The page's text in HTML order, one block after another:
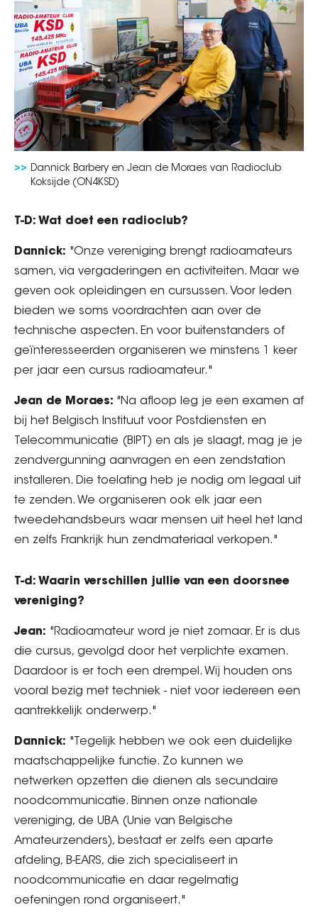
Dannick Barbery en Jean de Moraes van Radioclub
Koksijde (ON4KSD)
T-D: Wat doet een radioclub?
Dannick: "Onze vereniging brengt radioamateurs
samen, via vergaderingen en activiteiten. Maar we
geven ook opleidingen en cursussen. Voor leden
bieden we soms voordrachten aan over de
technische aspecten. En voor buitenstanders of
geïnteresseerden organiseren we minstens 1 keer
per jaar een cursus radioamateur."
Jean de Moraes: "Na afloop leg je een examen af
bij het Belgisch Instituut voor Postdiensten en
Telecommunicatie (BIPT) en als je slaagt, mag je je
zendvergunning aanvragen en een zendstation
installeren. Die toelating heb je nodig om legaal uit
te zenden. We organiseren ook elk jaar een
tweedehandsbeurs waar mensen uit heel het land
en zelfs Frankrijk hun zendmateriaal verkopen."
T-d: Waarin verschillen jullie van een doorsnee
vereniging?
Jean: "Radioamateur word je niet zomaar. Er is dus
die cursus, gevolgd door het verplichte examen.
Daardoor is er toch een drempel. Wij houden ons
vooral bezig met techniek - niet voor iedereen een
aantrekkelijk onderwerp."
Dannick: "Tegelijk hebben we ook een duidelijke
maatschappelijke functie. Zo kunnen we
netwerken opzetten die dienen als secundaire
noodcommunicatie. Binnen onze nationale
vereniging, de UBA (Unie van Belgische
Amateurzenders), bestaat er zelfs een aparte
afdeling, B-EARS, die zich specialiseert in
noodcommunicatie en daar regelmatig
oefeningen rond organiseert."